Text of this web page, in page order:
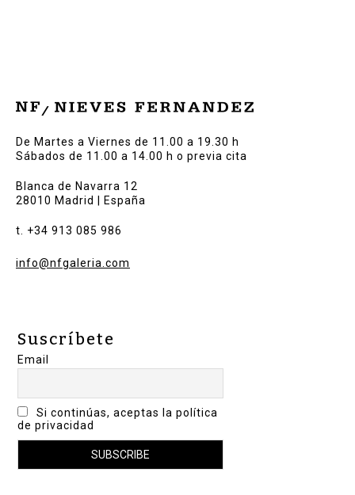
De Martes a Viernes de 11.00 a 19.30 h
Sábados de 11.00 a 14.00 h o previa cita
Blanca de Navarra 12
28010 Madrid | España
t. +34 913 085 986
info@nfgaleria.com
Suscríbete
Email
Si continúas, aceptas la política
de privacidad